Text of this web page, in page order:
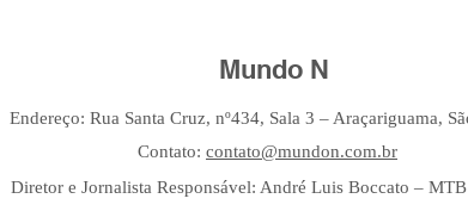
Mundo N
Endereço: Rua Santa Cruz, nº434, Sala 3 – Araçariguama,
Contato: contato@mundon.com.br
Diretor e Jornalista Responsável: André Luis Boccato –